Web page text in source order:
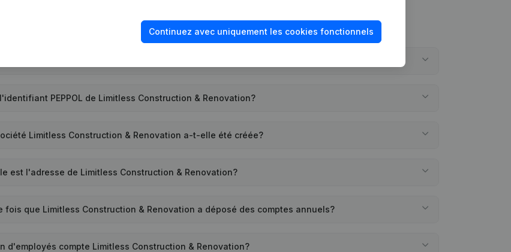
PEPPOL de Limitless Construction & Renovation?
Limitless Construction & Renovation a-t-elle été créée?
est l'adresse de Limitless Construction & Renovation?
fois que Limitless Construction & Renovation a déposé des comptes annuels?
d'employés compte Limitless Construction & Renovation?
Continuez avec uniquement les cookies fonctionnels